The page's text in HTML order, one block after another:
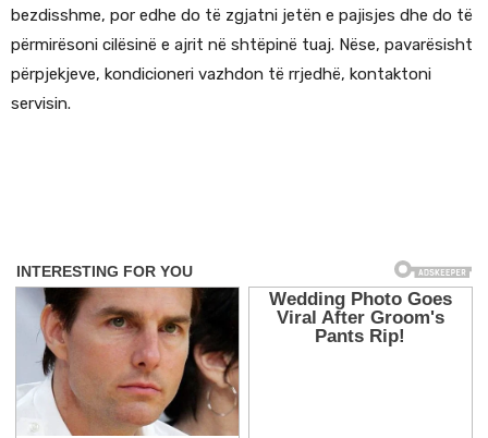
bezdisshme, por edhe do të zgjatni jetën e pajisjes dhe do të
përmirësoni cilësinë e ajrit në shtëpinë tuaj. Nëse, pavarësisht
përpjekjeve, kondicioneri vazhdon të rrjedhë, kontaktoni
servisin.